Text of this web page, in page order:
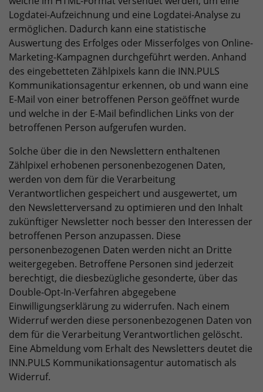
Logdatei-Aufzeichnung und eine Logdatei-Analyse zu
ermöglichen. Dadurch kann eine statistische
Auswertung des Erfolges oder Misserfolges von Online-
Marketing-Kampagnen durchgeführt werden. Anhand
des eingebetteten Zählpixels kann die INN.PULS
Kommunikationsagentur erkennen, ob und wann eine
E-Mail von einer betroffenen Person geöffnet wurde
und welche in der E-Mail befindlichen Links von der
betroffenen Person aufgerufen wurden.
Solche über die in den Newslettern enthaltenen
Zählpixel erhobenen personenbezogenen Daten,
werden von dem für die Verarbeitung
Verantwortlichen gespeichert und ausgewertet, um
den Newsletterversand zu optimieren und den Inhalt
zukünftiger Newsletter noch besser den Interessen der
betroffenen Person anzupassen. Diese
personenbezogenen Daten werden nicht an Dritte
weitergegeben. Betroffene Personen sind jederzeit
berechtigt, die diesbezügliche gesonderte, über das
Double-Opt-In-Verfahren abgegebene
Einwilligungserklärung zu widerrufen. Nach einem
Widerruf werden diese personenbezogenen Daten von
dem für die Verarbeitung Verantwortlichen gelöscht.
Eine Abmeldung vom Erhalt des Newsletters deutet die
INN.PULS Kommunikationsagentur automatisch als
Widerruf.